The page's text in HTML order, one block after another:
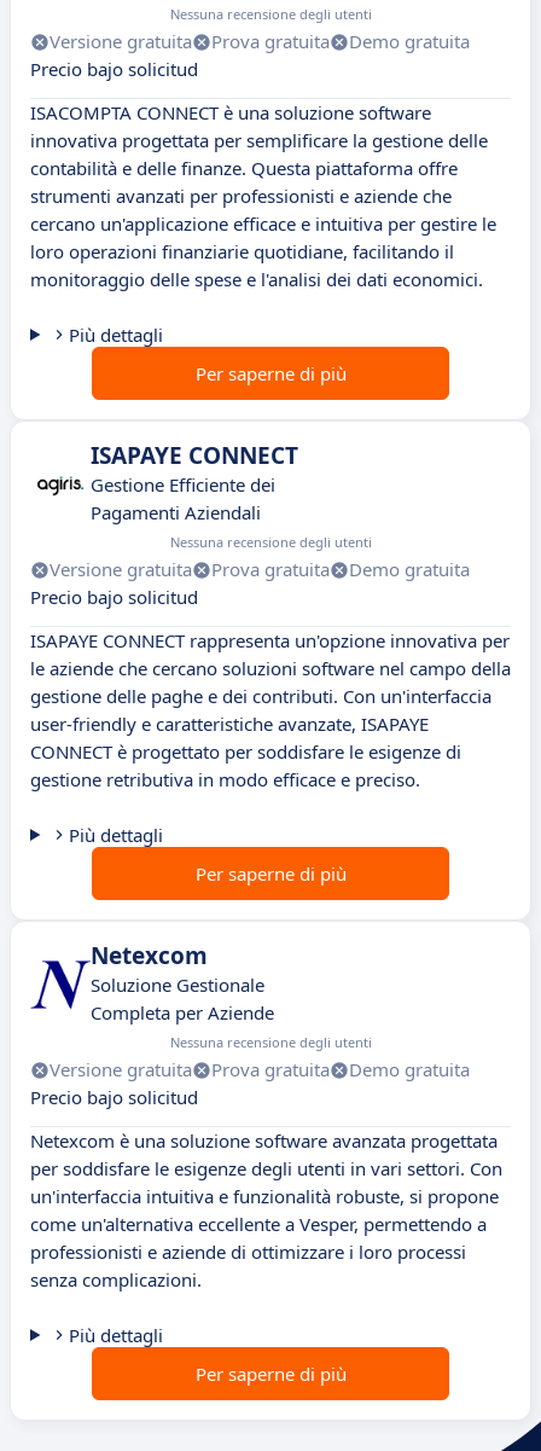
Nessuna recensione degli utenti
Versione gratuita Prova gratuita
Demo gratuita
Precio bajo solicitud
ISACOMPTA CONNECT è una soluzione software
innovativa progettata per semplificare la gestione delle
contabilità e delle finanze. Questa piattaforma offre
strumenti avanzati per professionisti e aziende che
cercano un'applicazione efficace e intuitiva per gestire le
loro operazioni finanziarie quotidiane, facilitando il
monitoraggio delle spese e l'analisi dei dati economici.
Più dettagli
Per saperne di più
ISAPAYE CONNECT
Gestione Efficiente dei
Pagamenti Aziendali
Nessuna recensione degli utenti
Versione gratuita Prova gratuita
Demo gratuita
Precio bajo solicitud
ISAPAYE CONNECT rappresenta un'opzione innovativa per
le aziende che cercano soluzioni software nel campo della
gestione delle paghe e dei contributi. Con un'interfaccia
user-friendly e caratteristiche avanzate, ISAPAYE
CONNECT è progettato per soddisfare le esigenze di
gestione retributiva in modo efficace e preciso.
Più dettagli
Per saperne di più
Netexcom
Soluzione Gestionale
Completa per Aziende
Nessuna recensione degli utenti
Versione gratuita Prova gratuita
Demo gratuita
Precio bajo solicitud
Netexcom è una soluzione software avanzata progettata
per soddisfare le esigenze degli utenti in vari settori. Con
un'interfaccia intuitiva e funzionalità robuste, si propone
come un'alternativa eccellente a Vesper, permettendo a
professionisti e aziende di ottimizzare i loro processi
senza complicazioni.
Più dettagli
Per saperne di più